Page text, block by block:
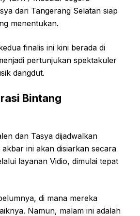
dari Tangerang Selatan siap
menentukan.
finalis ini kini berada di
pertunjukan spektakuler
dangdut.
Bintang
dan Tasya dijadwalkan
ini akan disiarkan secara
layanan Vidio, dimulai tepat
di mana mereka
Namun, malam ini adalah